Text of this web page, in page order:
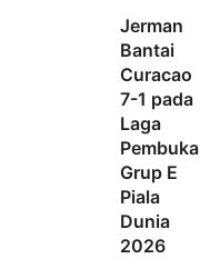
Jerman
Bantai
Curacao
7-1 pada
Laga
Pembuka
Grup E
Piala
Dunia
2026